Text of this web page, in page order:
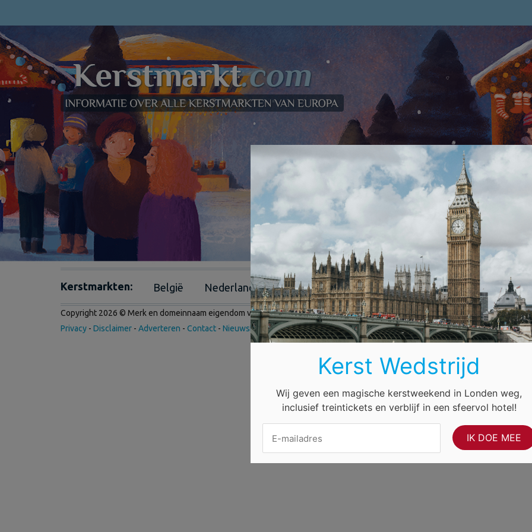
Kerstmarkten: België Nederland Duitsland Frankrijk Engeland Oostenrijk
Copyright 2026 © Merk en domeinnaam eigendom vanInternet Ventures. Website beheerd doorVolo Media.
Privacy - Disclaimer - Adverteren - Contact - Nieuwsbrief
Kerst Wedstrijd
Wij geven een magische kerstweekend in Londen weg,
inclusief treintickets en verblijf in een sfeervol hotel!